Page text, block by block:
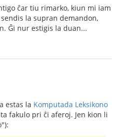
ĉar tiu rimarko, kiun mi iam
la supran demandon,
Ĝi nur estigis la duan...
estas la Komputada Leksikono
fakulo pri ĉi aferoj. Jen kion li